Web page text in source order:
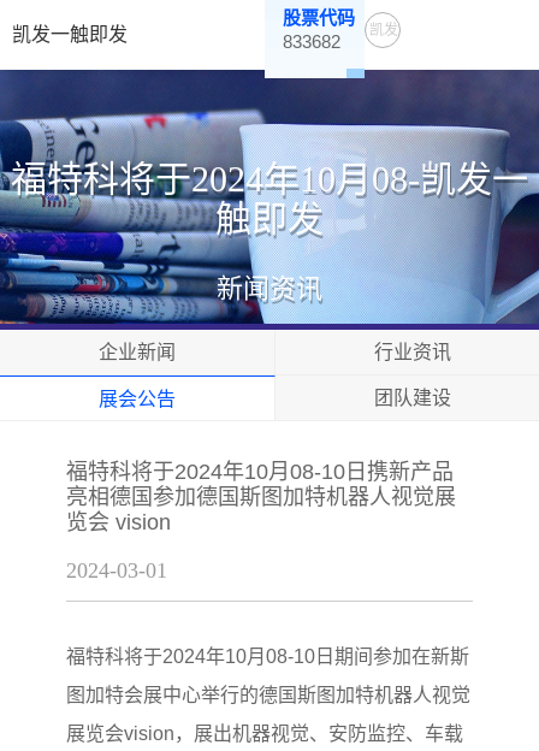
凯发一触即发
股票代码
833682
凯发
福特科将于2024年10月08-凯发一
触即发
新闻资讯
企业新闻 行业资讯
展会公告 团队建设
福特科将于2024年10月08-10日携新产品
亮相德国参加德国斯图加特机器人视觉展
览会 vision
2024-03-01
福特科将于2024年10月08-10日期间参加在新斯
图加特会展中心举行的德国斯图加特机器人视觉
展览会vision，展出机器视觉、安防监控、车载